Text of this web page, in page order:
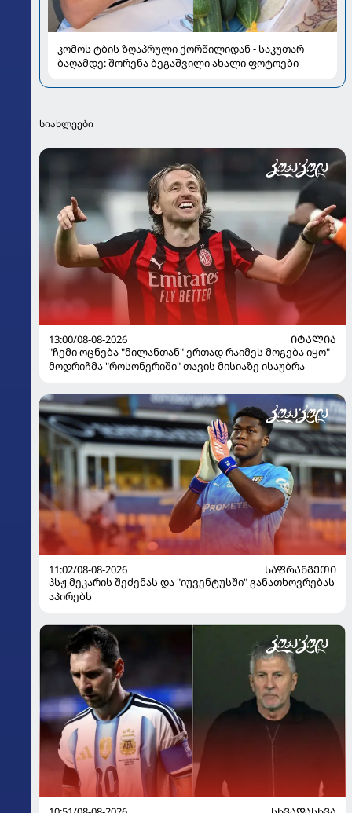
კომოს ტბის ზღაპრული ქორწილიდან - საკუთარ
ბაღამდე: შორენა ბეგაშვილი ახალი ფოტოები
სიახლეები
13:00/08-08-2026
ᲘᲢᲐᲚᲘᲐ
"ჩემი ოცნება "მილანთან" ერთად რაიმეს მოგება იყო" -
მოდრიჩმა "როსონერიში" თავის მისიაზე ისაუბრა
11:02/08-08-2026
ᲡᲐᲤᲠᲐᲜᲒᲔᲗᲘ
პსჟ მეკარის შეძენას და "იუვენტუსში" განათხოვრებას
აპირებს